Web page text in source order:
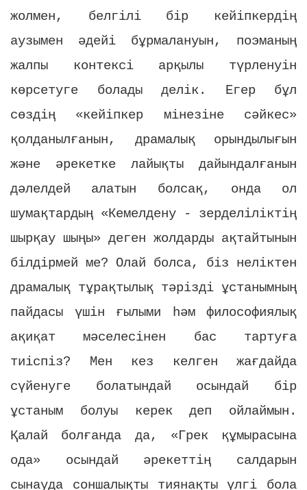
жолмен, белгілі бір кейіпкердің
аузымен әдейі бұрмалануын, поэманың
жалпы контексі арқылы түрленуін
көрсетуге болады делік. Егер бұл
сөздің «кейіпкер мінезіне сәйкес»
қолданылғанын, драмалық орындылығын
және әрекетке лайықты дайындалғанын
дәлелдей алатын болсақ, онда ол
шумақтардың «Кемелдену - зерделіліктің
шырқау шыңы» деген жолдарды ақтайтынын
білдірмей ме? Олай болса, біз неліктен
драмалық тұрақтылық тәрізді ұстанымның
пайдасы үшін ғылыми һәм философиялық
ақиқат мәселесінен бас тартуға
тиіспіз? Мен кез келген жағдайда
сүйенуге болатындай осындай бір
ұстаным болуы керек деп ойлаймын.
Қалай болғанда да, «Грек құмырасына
ода» осындай әрекеттің салдарын
сынауда соншалықты тиянақты үлгі бола